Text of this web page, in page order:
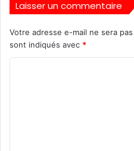
Laisser un commentaire
Votre adresse e-mail ne sera
sont indiqués avec *